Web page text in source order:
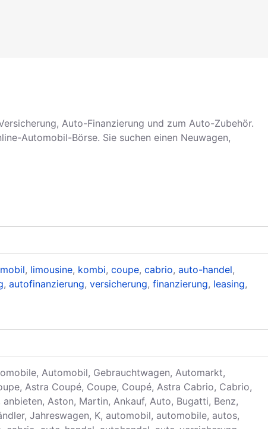
Auto-Finanzierung und zum Auto-Zubehör.
Automobil-Börse. Sie suchen einen Neuwagen,
, limousine, kombi, coupe, cabrio, auto-handel,
, autofinanzierung, versicherung, finanzierung, leasing,
Automobil, Gebrauchtwagen, Automarkt,
Astra Coupé, Coupe, Coupé, Astra Cabrio, Cabrio,
Aston, Martin, Ankauf, Auto, Bugatti, Benz,
Jahreswagen, K, automobil, automobile, autos,